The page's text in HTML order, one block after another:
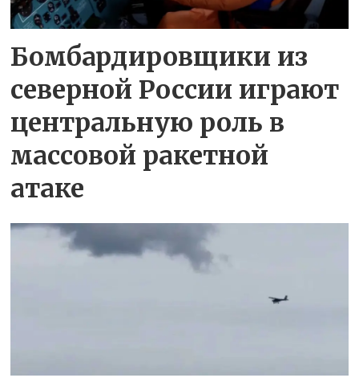
Бомбардировщики из
северной России играют
центральную роль в
массовой ракетной
атаке